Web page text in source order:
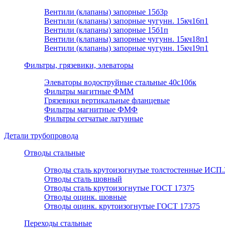
Вентили (клапаны) запорные 15б3р
Вентили (клапаны) запорные чугунн. 15кч16п1
Вентили (клапаны) запорные 15б1п
Вентили (клапаны) запорные чугунн. 15кч18п1
Вентили (клапаны) запорные чугунн. 15кч19п1
Фильтры, грязевики, элеваторы
Элеваторы водоструйные стальные 40с10бк
Фильтры магитные ФММ
Грязевики вертикальные фланцевые
Фильтры магнитные ФМФ
Фильтры сетчатые латунные
Детали трубопровода
Отводы стальные
Отводы сталь крутоизогнутые толстостенные
Отводы сталь шовный
Отводы сталь крутоизогнутые ГОСТ 17375
Отводы оцинк. шовные
Отводы оцинк. крутоизогнутые ГОСТ 17375
Переходы стальные